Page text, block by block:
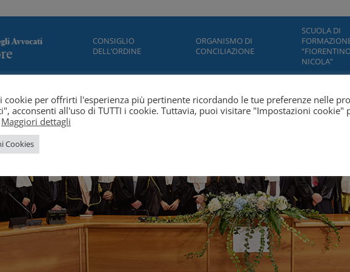
CONSIGLIO
DELL’ORDINE
ORGANISMO DI
CONCILIAZIONE
SCUOLA DI
NICOLA”
cookie per offrirti l'esperienza più pertinente ricordando le tue preferenze nelle
acconsenti all'uso di TUTTI i cookie. Tuttavia, puoi visitare "Impostazioni cookie"
Maggiori dettagli
Cookies